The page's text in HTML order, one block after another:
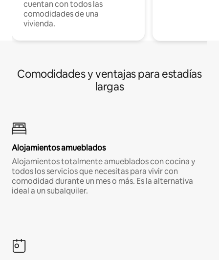
cuentan con todos las
comodidades de una
vivienda.
Comodidades y ventajas para estadías
largas
Alojamientos amueblados
Alojamientos totalmente amueblados con cocina y
todos los servicios que necesitas para vivir con
comodidad durante un mes o más. Es la alternativa
ideal a un subalquiler.